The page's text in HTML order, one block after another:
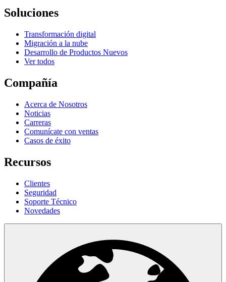
Soluciones
Transformación digital
Migración a la nube
Desarrollo de Productos Nuevos
Ver todos
Compañía
Acerca de Nosotros
Noticias
Carreras
Comunícate con ventas
Casos de éxito
Recursos
Clientes
Seguridad
Soporte Técnico
Novedades